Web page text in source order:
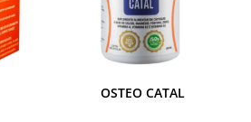
OSTEO CATAL